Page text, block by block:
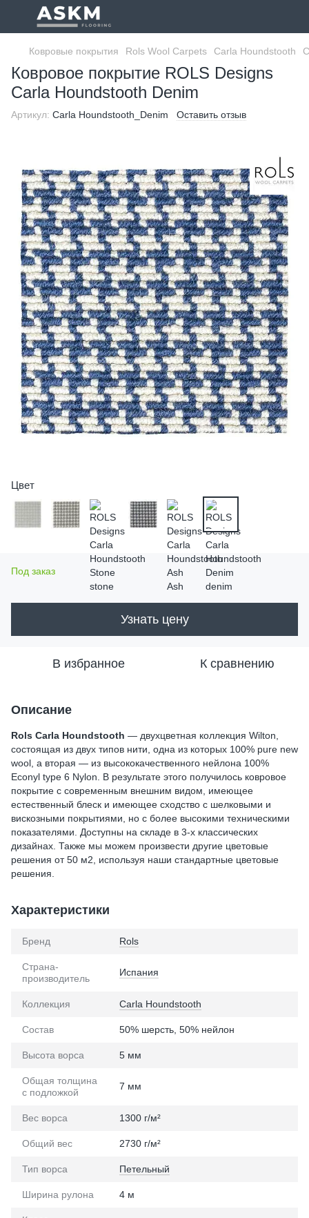
Ковровые покрытия Rols Wool Carpets Carla Houndstooth
Ковровое покрытие ROLS Designs
Carla Houndstooth Denim
Артикул: Carla Houndstooth_Denim Оставить отзыв
Цвет
Под заказ
Узнать цену
В избранное К сравнению
Описание
Rols Carla Houndstooth — двухцветная коллекция Wilton,
состоящая из двух типов нити, одна из которых 100% pure new
wool, а вторая — из высококачественного нейлона 100%
Econyl type 6 Nylon. В результате этого получилось ковровое
покрытие с современным внешним видом, имеющее
естественный блеск и имеющее сходство с шелковыми и
вискозными покрытиями, но с более высокими техническими
показателями. Доступны на складе в 3-х классических
дизайнах. Также мы можем произвести другие цветовые
решения от 50 м2, используя наши стандартные цветовые
решения.
Характеристики
Бренд Rols
Страна-
производитель
Испания
Коллекция Carla Houndstooth
Состав 50% шерсть, 50% нейлон
Высота ворса 5 мм
Общая толщина
с подложкой
7 мм
Вес ворса 1300 г/м²
Общий вес 2730 г/м²
Тип ворса Петельный
Ширина рулона 4 м